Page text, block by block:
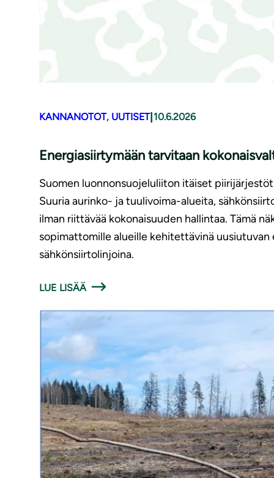
KANNANOTOT, UUTISET|10.6.2026
Energiasiirtymään tarvitaan
Suomen luonnonsuojeluliiton itäiset
Suuria aurinko- ja tuulivoima-alueita,
ilman riittävää kokonaisuuden hallintaa. Tämä
sopimattomille alueille kehitettävinä
sähkönsiirtolinjoina.
LUE LISÄÄ